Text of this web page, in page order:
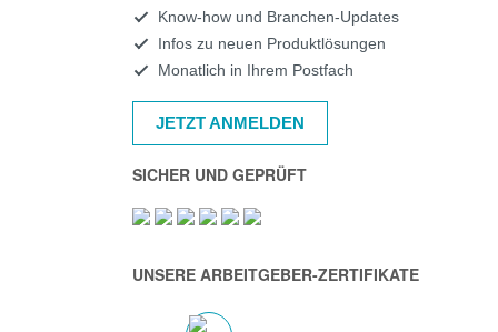
Know-how und Branchen-Updates
Infos zu neuen Produktlösungen
Monatlich in Ihrem Postfach
JETZT ANMELDEN
SICHER UND GEPRÜFT
UNSERE ARBEITGEBER-ZERTIFIKATE